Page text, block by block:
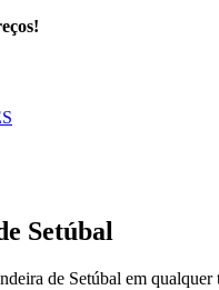
Setúbal
de Setúbal em